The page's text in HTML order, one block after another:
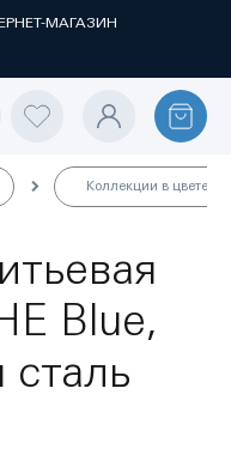
МАГАЗИН
Коллекции в цвете
Blue,